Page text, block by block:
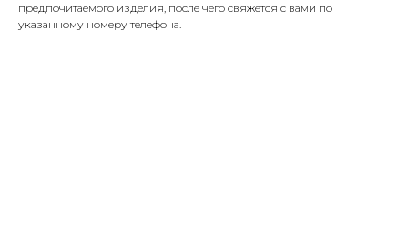
предпочитаемого изделия, после чего свяжется с вами по
указанному номеру телефона.